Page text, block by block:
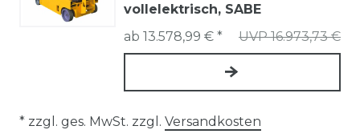
vollelektrisch, SABE
UVP 16.973,73 €
ab 13.578,99 € *
* zzgl. ges. MwSt. zzgl. Versandkosten